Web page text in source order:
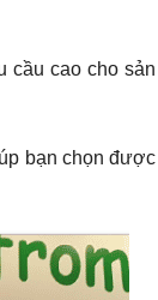
cầu cao cho sản
bạn chọn được